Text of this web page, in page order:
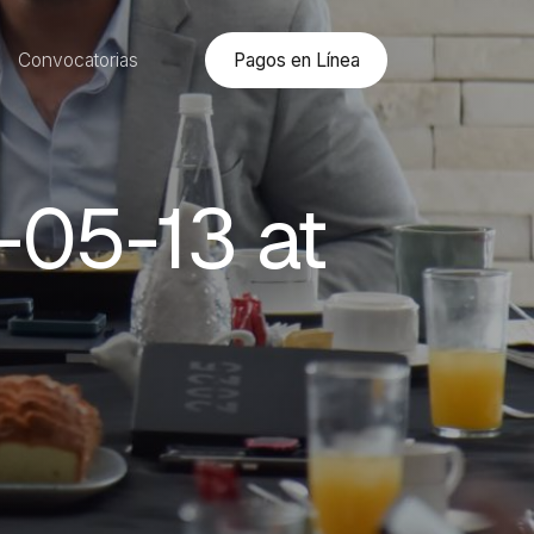
Convocatorias Pagos en Línea
13 at